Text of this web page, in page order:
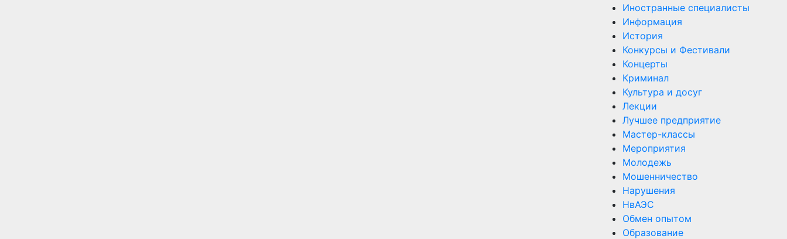
Иностранные специалисты
Информация
История
Конкурсы и Фестивали
Концерты
Криминал
Культура и досуг
Лекции
Лучшее предприятие
Мастер-классы
Мероприятия
Молодежь
Мошенничество
Нарушения
НвАЭС
Обмен опытом
Образование